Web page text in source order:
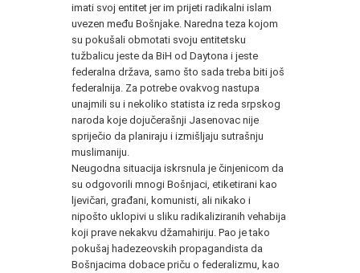
imati svoj entitet jer im prijeti radikalni islam
uvezen među Bošnjake. Naredna teza kojom
su pokušali obmotati svoju entitetsku
tužbalicu jeste da BiH od Daytona i jeste
federalna država, samo što sada treba biti još
federalnija. Za potrebe ovakvog nastupa
unajmili su i nekoliko statista iz reda srpskog
naroda koje dojučerašnji Jasenovac nije
spriječio da planiraju i izmišljaju sutrašnju
muslimaniju.
Neugodna situacija iskrsnula je činjenicom da
su odgovorili mnogi Bošnjaci, etiketirani kao
ljevičari, građani, komunisti, ali nikako i
nipošto uklopivi u sliku radikaliziranih vehabija
koji prave nekakvu džamahiriju. Pao je tako
pokušaj hadezeovskih propagandista da
Bošnjacima dobace priču o federalizmu, kao